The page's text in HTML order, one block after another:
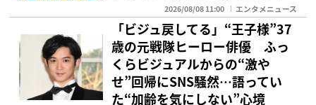
2026/08/08 11:00 エンタメニュース
「ビジュ戻してる」“王子様”37
歳の元戦隊ヒーロー俳優 ふっ
くらビジュアルからの“激や
せ”回帰にSNS騒然…語ってい
た“加齢を気にしない”心境